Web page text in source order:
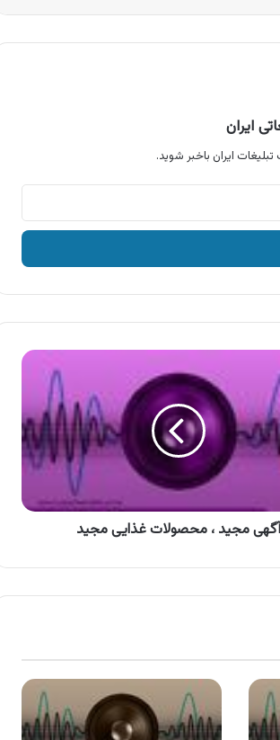
ایران
ایران باخبر شوید.
آگهی مجید ، محصولات غذایی مجید